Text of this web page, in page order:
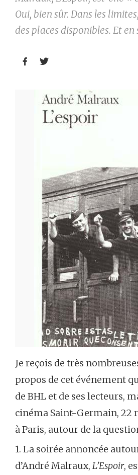
Oui, bien sûr. Dans les
des places disponibles. Et en
 
Je reçois de très
propos de cet événement
de BHL et de ses lecteurs,
cinéma Saint-Germain, 22
à Paris, autour de la
1. La soirée annoncée
d’André Malraux, L’Espoir,